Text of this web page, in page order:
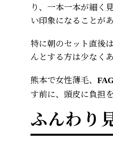
り、一本一本が細く
い印象になることがあ
特に朝のセット直後
んとする方は少なく
熊本で女性薄毛、
す前に、頭皮に負担
ふんわり